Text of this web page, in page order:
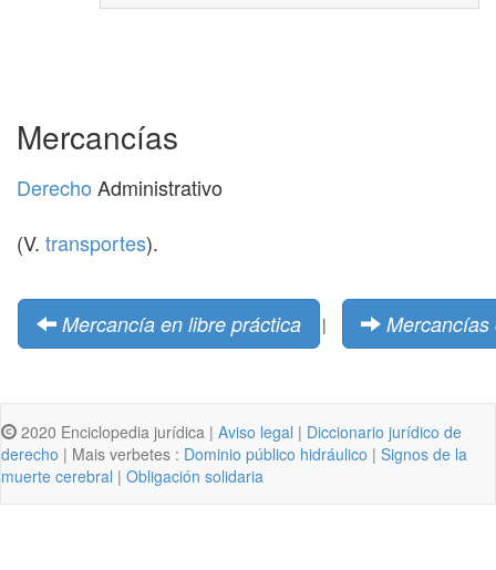
Mercancías
Derecho Administrativo
(V. transportes).
Mercancía en libre práctica | Mercancías
2020 Enciclopedia jurídica | Aviso legal | Diccionario jurídico de
derecho | Mais verbetes : Dominio público hidráulico | Signos de la
muerte cerebral | Obligación solidaria